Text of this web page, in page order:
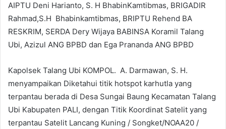
AIPTU Deni Harianto, S. H BhabinKamtibmas, BRIGADIR
Rahmad,S.H Bhabinkamtibmas, BRIPTU Rehend BA
RESKRIM, SERDA Dery Wijaya BABINSA Koramil Talang
Ubi, Azizul ANG BPBD dan Ega Prananda ANG BPBD
Kapolsek Talang Ubi KOMPOL. A. Darmawan, S. H.
menyampaikan Diketahui titik hotspot karhutla yang
terpantau berada di Desa Sungai Baung Kecamatan Talang
Ubi Kabupaten PALI, dengan Titik Koordinat Satelit yang
terpantau Satelit Lancang Kuning / Songket/NOAA20 /